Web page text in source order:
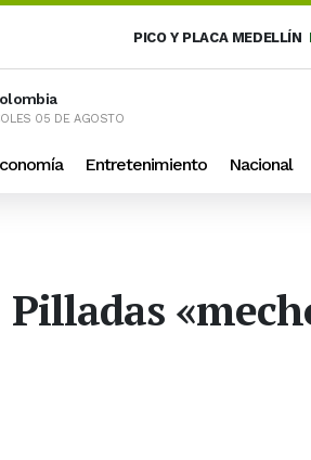
PICO Y PLACA MEDELLÍN
05 DE AGOSTO
Entretenimiento Nacional